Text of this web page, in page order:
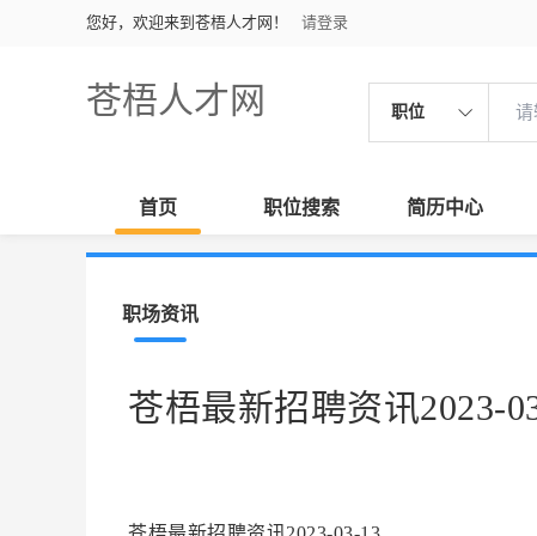
您好，欢迎来到苍梧人才网！ 请登录
苍梧人才网 职位
首页 职位搜索 简历中心
职场资讯
苍梧最新招聘资讯2023-